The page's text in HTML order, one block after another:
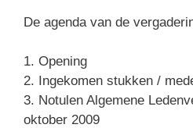
De agenda van de
1. Opening
2. Ingekomen stukken /
3. Notulen Algemene
oktober 2009